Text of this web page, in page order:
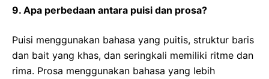
9. Apa perbedaan antara puisi dan prosa?
Puisi menggunakan bahasa yang puitis, struktur baris
dan bait yang khas, dan seringkali memiliki ritme dan
rima. Prosa menggunakan bahasa yang lebih